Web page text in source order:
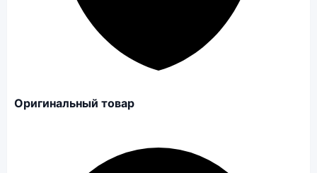
Оригинальный товар